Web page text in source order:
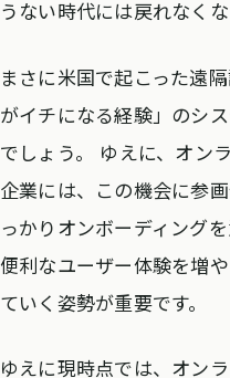
うない時代には戻れなくな
まさに米国で起こった遠
がイチになる経験」のシ
でしょう。 ゆえに、オン
企業には、この機会に参
っかりオンボーディング
便利なユーザー体験を増
ていく姿勢が重要です。
ゆえに現時点では、オン